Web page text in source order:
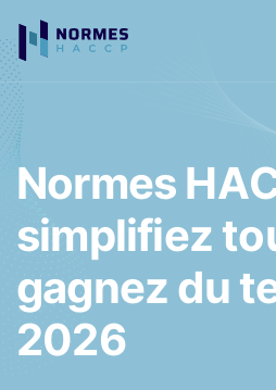
Normes HA
simplifiez to
gagnez du t
2026